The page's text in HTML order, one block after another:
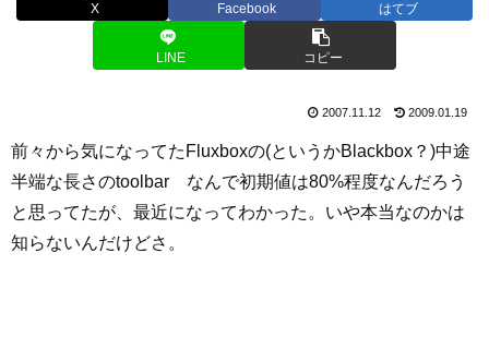
X Facebook はてブ
LINE コピー
2007.11.12 2009.01.19
前々から気になってたFluxboxの(というかBlackbox？)中途
半端な長さのtoolbar なんで初期値は80%程度なんだろう
と思ってたが、最近になってわかった。いや本当なのかは
知らないんだけどさ。